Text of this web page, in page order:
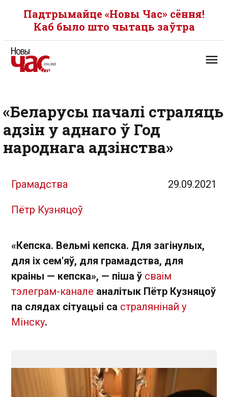
Падтрымайце «Новы Час» сёння!
Каб было што чытаць заўтра
«Беларусы пачалі страляць
адзін у аднаго ў Год
народнага адзінства»
Грамадства 29.09.2021
Пётр Кузняцоў
«Кепска. Вельмі кепска. Для загінулых,
для іх сем'яў, для грамадства, для
краіны — кепска», — піша ў сваім
тэлеграм-канале аналітык Пётр Кузняцоў
па слядах сітуацыі са стралянінай у
Мінску.